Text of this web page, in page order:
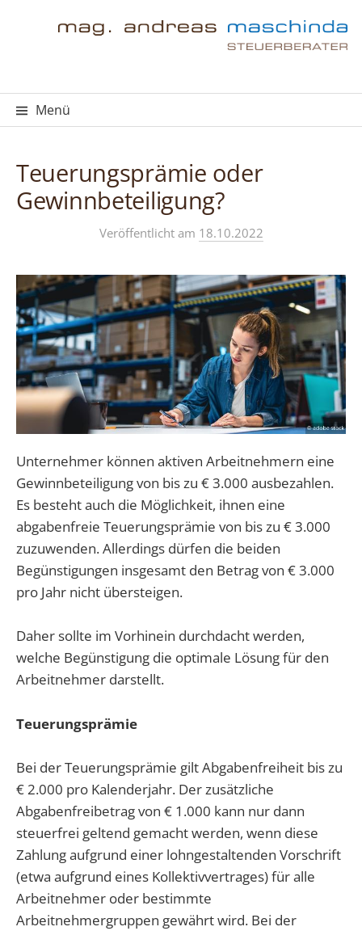
Menü
Teuerungsprämie oder
Gewinnbeteiligung?
Veröffentlicht am 18.10.2022
Unternehmer können aktiven Arbeitnehmern eine
Gewinnbeteiligung von bis zu € 3.000 ausbezahlen.
Es besteht auch die Möglichkeit, ihnen eine
abgabenfreie Teuerungsprämie von bis zu € 3.000
zuzuwenden. Allerdings dürfen die beiden
Begünstigungen insgesamt den Betrag von € 3.000
pro Jahr nicht übersteigen.
Daher sollte im Vorhinein durchdacht werden,
welche Begünstigung die optimale Lösung für den
Arbeitnehmer darstellt.
Teuerungsprämie
Bei der Teuerungsprämie gilt Abgabenfreiheit bis zu
€ 2.000 pro Kalenderjahr. Der zusätzliche
Abgabenfreibetrag von € 1.000 kann nur dann
steuerfrei geltend gemacht werden, wenn diese
Zahlung aufgrund einer lohngestaltenden Vorschrift
(etwa aufgrund eines Kollektivvertrages) für alle
Arbeitnehmer oder bestimmte
Arbeitnehmergruppen gewährt wird. Bei der